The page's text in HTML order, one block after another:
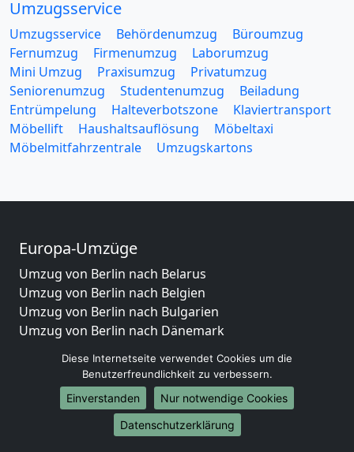
Umzugsservice
Umzugsservice Behördenumzug
Büroumzug
Fernumzug
Firmenumzug
Laborumzug
Mini Umzug
Praxisumzug
Privatumzug
Seniorenumzug
Studentenumzug
Beiladung
Entrümpelung
Halteverbotszone
Klaviertransport
Möbellift
Haushaltsauflösung
Möbeltaxi
Möbelmitfahrzentrale
Umzugskartons
Europa-Umzüge
Umzug von Berlin nach Belarus
Umzug von Berlin nach Belgien
Umzug von Berlin nach Bulgarien
Umzug von Berlin nach Dänemark
Umzug von Berlin nach Portugal
Umzug von Berlin nach Bosnien und Herzegowina
Umzug von Berlin nach Irland
Umzug von Berlin nach Lettland
Diese Internetseite verwendet Cookies um die
Benutzerfreundlichkeit zu verbessern.
Einverstanden
Nur notwendige Cookies
Datenschutzerklärung